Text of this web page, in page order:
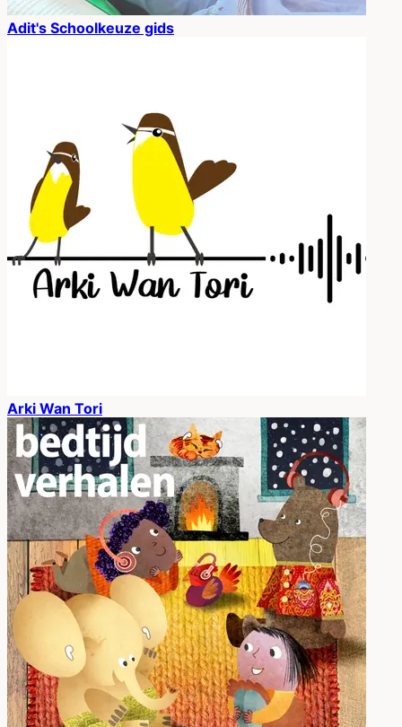
Adit's Schoolkeuze gids
Arki Wan Tori